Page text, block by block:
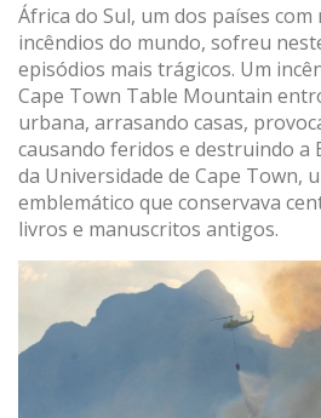
África do Sul, um dos países com
incêndios do mundo, sofreu
episódios mais trágicos. Um
Cape Town Table Mountain
urbana, arrasando casas,
causando feridos e destruindo a
da Universidade de Cape Town,
emblemático que conservava
livros e manuscritos antigos.